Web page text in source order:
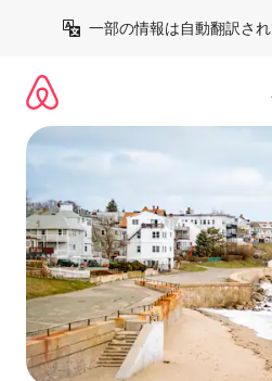
一部の情報は自動翻訳され